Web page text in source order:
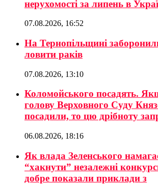
нерухомості за липень в
07.08.2026, 16:52
На Тернопільщині
ловити раків
07.08.2026, 13:10
Коломойського посадять.
голову Верховного Суду
посадили, то цю дрібноту
06.08.2026, 18:16
Як влада Зеленського
“хакнути” незалежні
добре показали приклади з